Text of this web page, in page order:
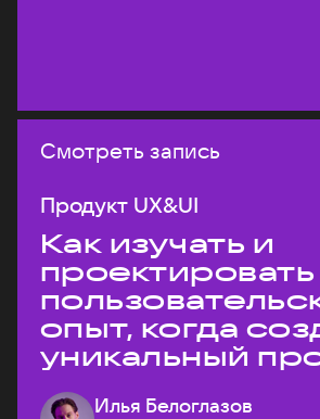
Смотреть запись
Продукт UX&UI
Как изучать и
проектировать
опыт, когда
уникальный
на рынке?
Илья Белоглазов